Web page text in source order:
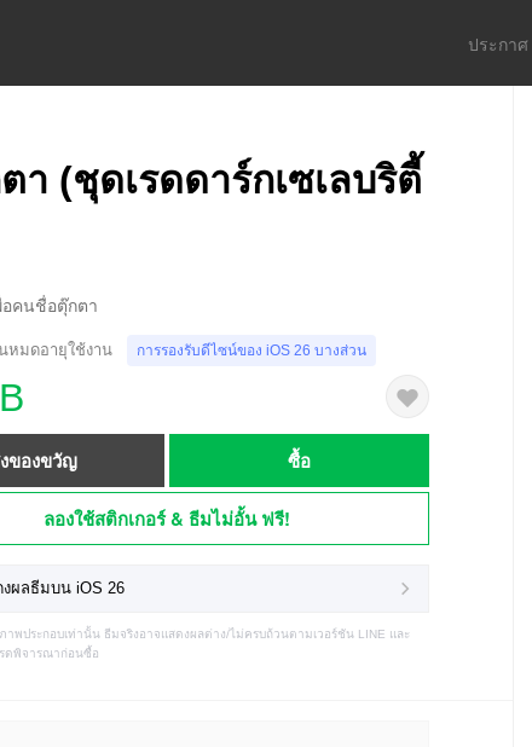
ประกาศ
า (ชุดเรดดาร์กเซเลบริตี้
อคนชื่อตุ๊กตา
หมดอายุใช้งาน การรองรับดีไซน์ของ iOS 26 บางส่วน
ของขวัญ ซื้อ
ลองใช้สติกเกอร์ & ธีมไม่อั้น ฟรี!
งผลธีมบน iOS 26
าพประกอบเท่านั้น ธีมจริงอาจแสดงผลต่าง/ไม่ครบถ้วนตามเวอร์ชัน LINE และ
ดพิจารณาก่อนซื้อ